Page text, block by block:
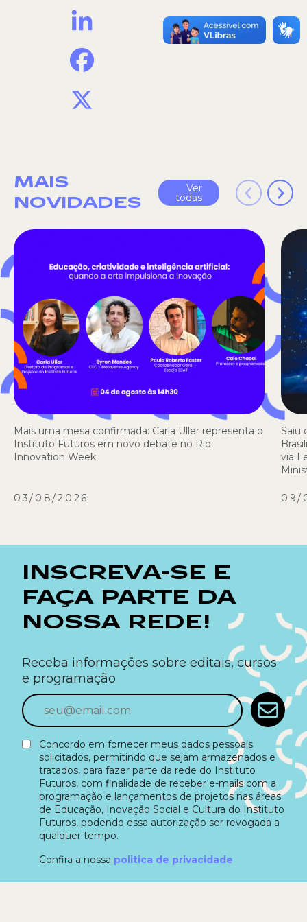
MAIS
NOVIDADES
Ver
todas
Mais uma mesa confirmada: Carla Uller representa o
Instituto Futuros em novo debate no Rio
Innovation Week
03/08/2026
Saiu
via
09/
INSCREVA-SE E
FAÇA PARTE DA
NOSSA REDE!
Receba informações sobre editais, cursos
e programação
Concordo em fornecer meus dados pessoais
solicitados, permitindo que sejam armazenados e
tratados, para fazer parte da rede do Instituto
Futuros, com finalidade de receber e-mails com a
programação e lançamentos de projetos nas áreas
de Educação, Inovação Social e Cultura do Instituto
Futuros, podendo essa autorização ser revogada a
qualquer tempo.
Confira a nossa politica de privacidade